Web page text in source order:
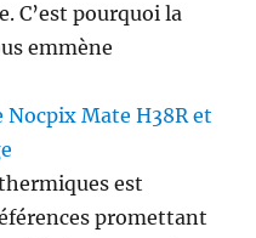
C’est pourquoi la
emmène
Mate H38R et
est
promettant